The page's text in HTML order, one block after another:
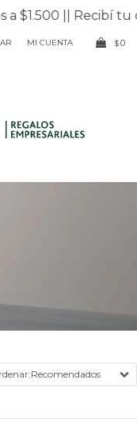
$1.500 || Recibí tu
$0
Recomendados